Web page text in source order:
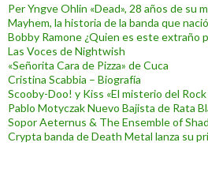
Per Yngve Ohlin «Dead», 28 años de su
Mayhem, la historia de la banda que
Bobby Ramone ¿Quien es este extraño
Las Voces de Nightwish
«Señorita Cara de Pizza» de Cuca
Cristina Scabbia – Biografía
Scooby-Doo! y Kiss «El misterio del Rock
Pablo Motyczak Nuevo Bajista de Rata
Sopor Aeternus & The Ensemble of
Crypta banda de Death Metal lanza su